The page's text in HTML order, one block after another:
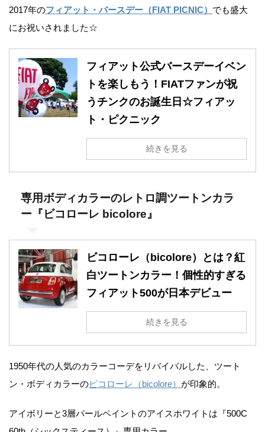
2017年のフィアット・バースデー（FIAT PICNIC） でも盛大
にお祝いされました☆
フィアット公式バースデーイベン
トを楽しもう！FIATファンが祝
うチンクのお誕生日☆フィアッ
ト・ピクニック
続きを見る
専用ボディカラーのレトロ調ツートンカラ
ー『ビコローレ bicolore』
ビコローレ（bicolore）とは？紅
白ツートンカラー！個性的すぎる
フィアット500が日本デビュー
続きを見る
1950年代の人気のカラーコーデをリバイバルした、ツート
ン・ボディカラーのビコローレ（bicolore） が印象的。
アイボリーと3層パールペイントのアイスホワイトは『500C